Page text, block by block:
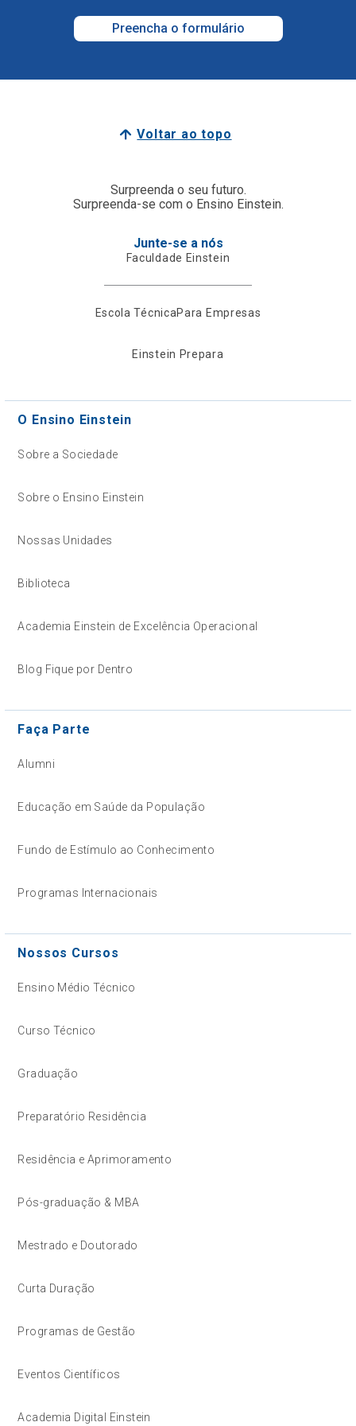
Preencha o formulário
Voltar ao topo
Surpreenda o seu futuro.
Surpreenda-se com o Ensino Einstein.
Junte-se a nós
Faculdade Einstein
Escola TécnicaPara Empresas
Einstein Prepara
O Ensino Einstein
Sobre a Sociedade
Sobre o Ensino Einstein
Nossas Unidades
Biblioteca
Academia Einstein de Excelência Operacional
Blog Fique por Dentro
Faça Parte
Alumni
Educação em Saúde da População
Fundo de Estímulo ao Conhecimento
Programas Internacionais
Nossos Cursos
Ensino Médio Técnico
Curso Técnico
Graduação
Preparatório Residência
Residência e Aprimoramento
Pós-graduação & MBA
Mestrado e Doutorado
Curta Duração
Programas de Gestão
Eventos Científicos
Academia Digital Einstein